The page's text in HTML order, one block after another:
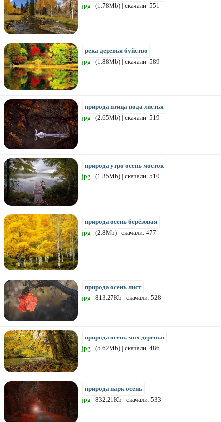
jpg | (1.78Mb) | скачали: 551
река деревья буйство
jpg | (1.88Mb) | скачали: 589
природа птица вода листья
jpg | (2.65Mb) | скачали: 519
природа утро осень мосток
jpg | (1.35Mb) | скачали: 510
природа осень берёзовая
jpg | (2.8Mb) | скачали: 477
природа осень лист
jpg | 813.27Kb | скачали: 528
природа осень мох деревья
jpg | (5.62Mb) | скачали: 486
природа парк осень
jpg | 832.21Kb | скачали: 533